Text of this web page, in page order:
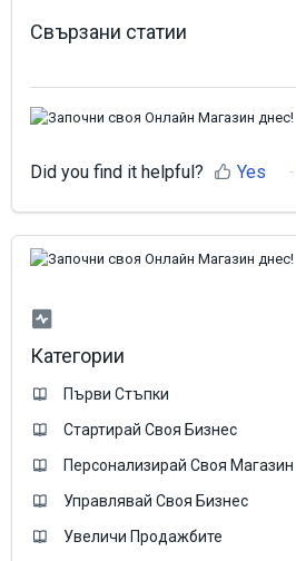
Свързани статии
Did you find it helpful? Yes
Категории
Първи Стъпки
Стартирай Своя Бизнес
Персонализирай Своя Магазин
Управлявай Своя Бизнес
Увеличи Продажбите